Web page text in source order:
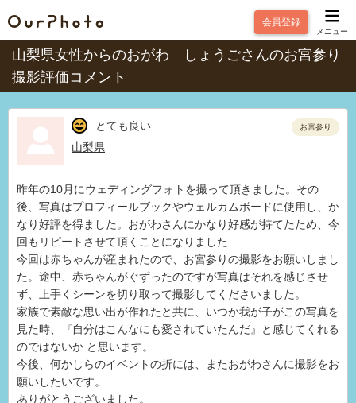
会員登録
メニュー
山梨県女性からのおがわ しょうごさんのお宮参り
撮影評価コメント
とても良い
山梨県
お宮参り
昨年の10月にウェディングフォトを撮って頂きました。その
後、写真はプロフィールブックやウェルカムボードに使用し、か
なり好評を得ました。おがわさんにかなり好感が持てたため、今
回もリピートさせて頂くことになりました
今回は赤ちゃんが産まれたので、お宮参りの撮影をお願いしまし
た。途中、赤ちゃんがぐずったのですが写真はそれを感じさせ
ず、上手くシーンを切り取って撮影してくださいました。
家族で素敵な思い出が作れたと共に、いつか我が子がこの写真を
見た時、『自分はこんなにも愛されていたんだ』と感じてくれる
のではないか と思います。
今後、何かしらのイベントの折には、またおがわさんに撮影をお
願いしたいです。
ありがとうございました。